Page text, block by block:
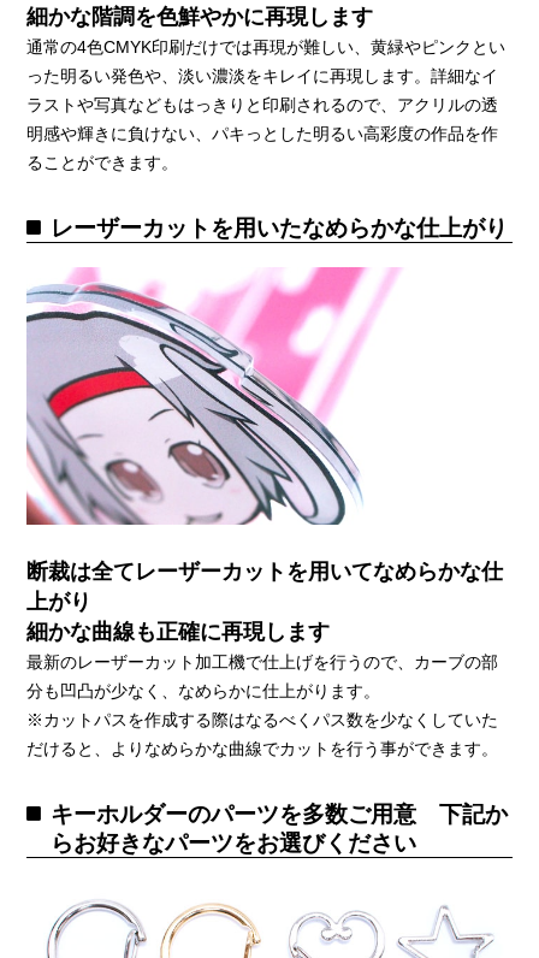
細かな階調を色鮮やかに再現します
通常の4色CMYK印刷だけでは再現が難しい、黄緑やピンクとい
った明るい発色や、淡い濃淡をキレイに再現します。詳細なイ
ラストや写真などもはっきりと印刷されるので、アクリルの透
明感や輝きに負けない、パキっとした明るい高彩度の作品を作
ることができます。
レーザーカットを用いたなめらかな仕上がり
断裁は全てレーザーカットを用いてなめらかな仕
上がり
細かな曲線も正確に再現します
最新のレーザーカット加工機で仕上げを行うので、カーブの部
分も凹凸が少なく、なめらかに仕上がります。
※カットパスを作成する際はなるべくパス数を少なくしていた
だけると、よりなめらかな曲線でカットを行う事ができます。
キーホルダーのパーツを多数ご用意 下記か
らお好きなパーツをお選びください